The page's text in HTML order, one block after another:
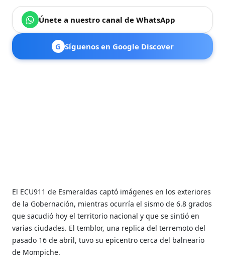
Únete a nuestro canal de WhatsApp
G Síguenos en Google Discover
El ECU911 de Esmeraldas captó imágenes en los exteriores
de la Gobernación, mientras ocurría el sismo de 6.8 grados
que sacudió hoy el territorio nacional y que se sintió en
varias ciudades. El temblor, una replica del terremoto del
pasado 16 de abril, tuvo su epicentro cerca del balneario
de Mompiche.